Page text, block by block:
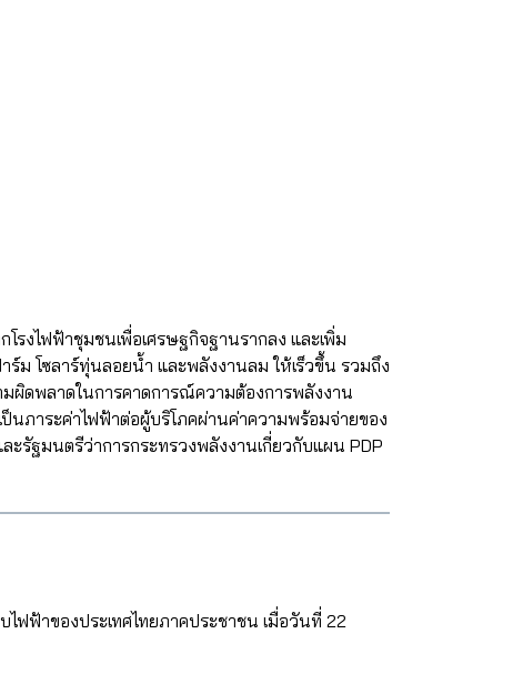
งไฟฟ้าชุมชนเพื่อเศรษฐกิจฐานรากลง และเพิ่ม
ม โซลาร์ทุ่นลอยน้ำ และพลังงานลม ให้เร็วขึ้น รวมถึง
มผิดพลาดในการคาดการณ์ความต้องการพลังงาน
นภาระค่าไฟฟ้าต่อผู้บริโภคผ่านค่าความพร้อมจ่ายของ
รัฐมนตรีว่าการกระทรวงพลังงานเกี่ยวกับแผน PDP
ฟฟ้าของประเทศไทยภาคประชาชน เมื่อวันที่ 22